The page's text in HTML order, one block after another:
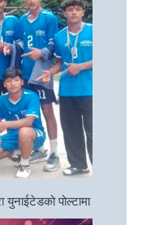
पोल्टामा